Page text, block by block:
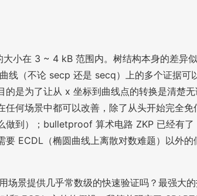
大小在 3 ~ 4 kB 范围内。树结构本身的差异
（不论 secp 还是 secq）上的多个证据可以
是为了让从 x 坐标到曲线点的转换是清楚
何场景中都可以改善，除了从头开始完全
到）；bulletproof 算术电路 ZKP 已经有了
ECDL（椭圆曲线上离散对数难题）以外
景提供几乎常数级的快速验证吗？最强大